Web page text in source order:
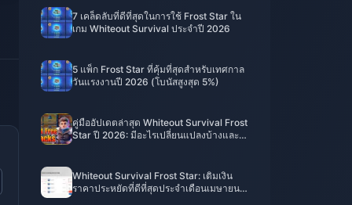
7 เคล็ดลับที่ดีที่สุดในการใช้ Frost Star ใน
เกม Whiteout Survival ประจำปี 2026
5 แพ็ก Frost Star ที่คุ้มที่สุดสำหรับเทศกาล
วันแรงงานปี 2026 (โบนัสสูงสุด 5%)
คู่มืออัปเดตล่าสุด Whiteout Survival Frost
Star ปี 2026: มีอะไรเปลี่ยนแปลงบ้างและ
Whiteout Survival Frost Star: เติมเงิน
ราคาประหยัดที่ดีที่สุดประจำเดือนเมษายน